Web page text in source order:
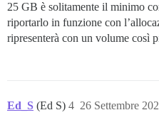
25 GB è solitamente il minimo
riportarlo in funzione con
ripresenterà con un volume così
Ed_S (Ed S) 26 Settembre
4